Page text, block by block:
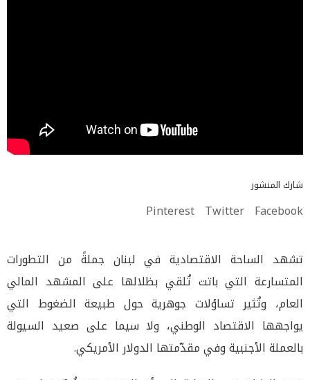
شارك المنشور
Facebook
Twitter
Pinterest
تشهد الساحة الاقتصادية في لبنان جملةً من التطورات
المتسارعة التي باتت تُلقي بظلالها على المشهد المالي
العام، وتُثير تساؤلات جوهرية حول طبيعة الضغوط التي
يواجهها الاقتصاد الوطني، ولا سيما على صعيد السيولة
بالعملة الأجنبية وفي مقدّمتها الدولار الأمريكي.